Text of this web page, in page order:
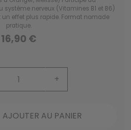
nerveux (Vitamines B1 et B6)
effet plus rapide. Format nomade
pratique.
16,90 €
+
AJOUTER AU PANIER